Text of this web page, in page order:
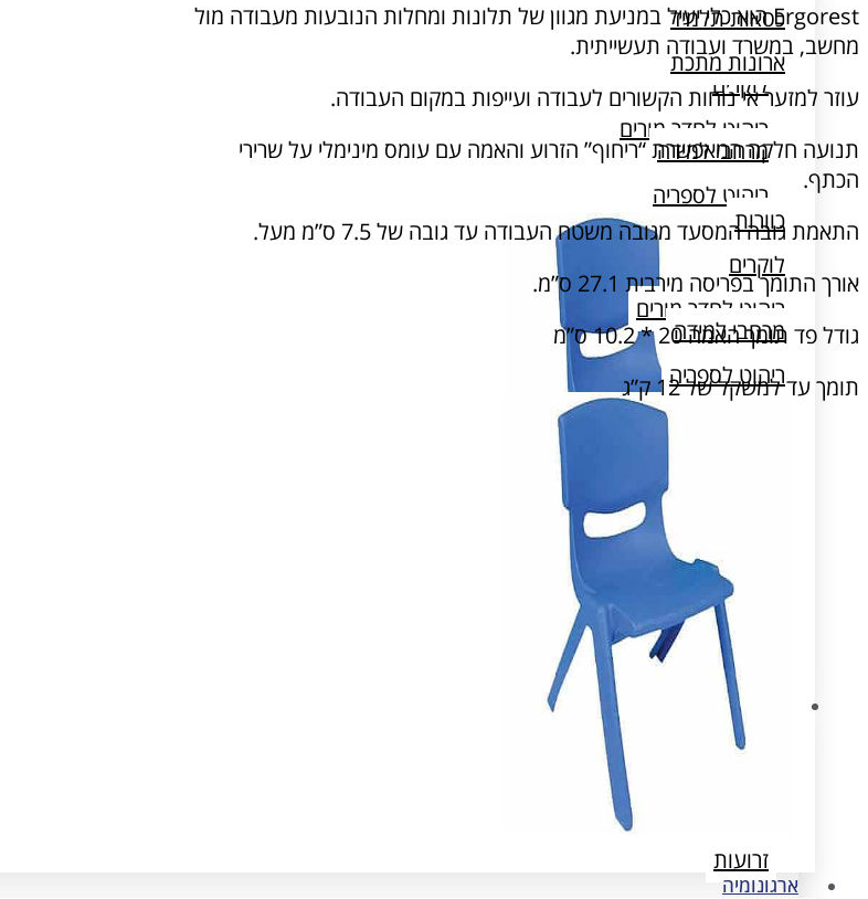
כוורות
לוקרים
ריהוט לחדר מורים
מרחבי למידה
ריהוט לספריה
שולחן מעבדה
ארגונומיה
שולחנות חשמליים
זרועות
כסאות תלמיד
ארונות מתכת
כוורות
לוקרים
ריהוט לחדר מורים
מרחבי למידה
ריהוט לספריה
שולחן מעבדה
ארגונומיה
Ergorest הוא כלי יעיל במניעת מגוון של תלונות ומחלות הנובעות מעבודה מול
מחשב, במשרד ועבודה תעשייתית.
עוזר למזער אי נוחות הקשורים לעבודה ועייפות במקום העבודה.
תנועה חלקה המאפשרת “ריחוף” הזרוע והאמה עם עומס מינימלי על שרירי
הכתף.
התאמת גובה המסעד מגובה משטח העבודה עד גובה של 7.5 ס”מ מעל.
אורך התומך בפריסה מירבית 27.1 ס”מ.
גודל פד תומך האמה 20 * 10.2 ס”מ
תומך עד למשקל של 12 ק”ג